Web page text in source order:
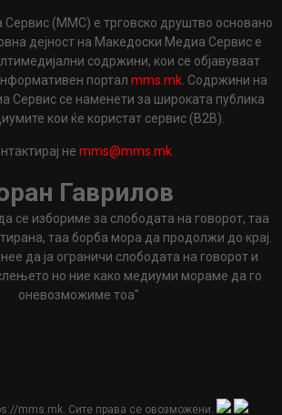
(ММС) е трговско друштво основано
дејност на Македоски Медиа Сервис е
содржини, кои се објавуваат
портал mms.mk . Содржини на
Сервис се наменети за широката публика
кои ќе користат сервис (B2B).
не mms@mms.mk
Гаврилов
се избориме за слободата на говорот, таа
таа борба мора да продолжи до крај.
да ја ограничи слободата на говорот и
но ние како медиуми мораме да го
оневозможиме тоа"
mms.mk. Сите права се овозможени.